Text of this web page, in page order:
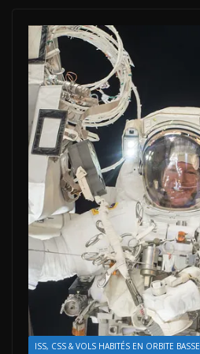
ISS, CSS & VOLS HABITÉS EN ORBITE BASSE